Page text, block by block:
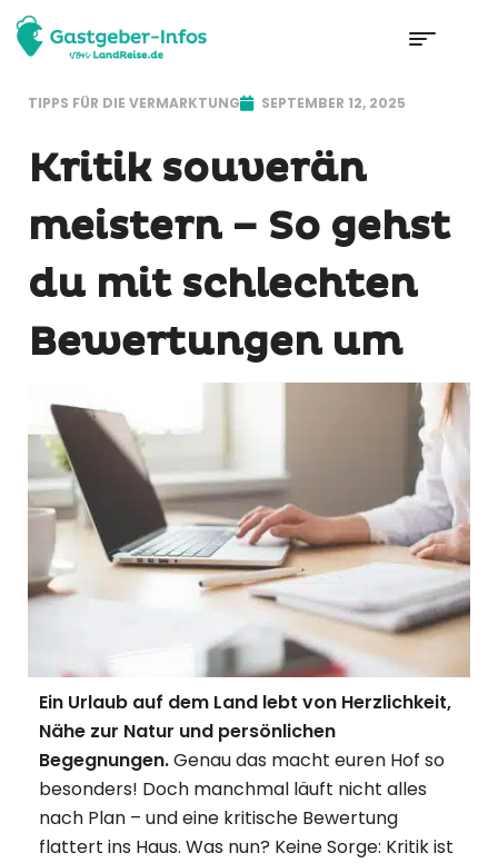
TIPPS FÜR DIE VERMARKTUNG SEPTEMBER 12, 2025
Kritik souverän
meistern – So gehst
du mit schlechten
Bewertungen um
Ein Urlaub auf dem Land lebt von Herzlichkeit,
Nähe zur Natur und persönlichen
Begegnungen.Genau das macht euren Hof so
besonders! Doch manchmal läuft nicht alles
nach Plan – und eine kritische Bewertung
flattert ins Haus. Was nun? Keine Sorge: Kritik ist